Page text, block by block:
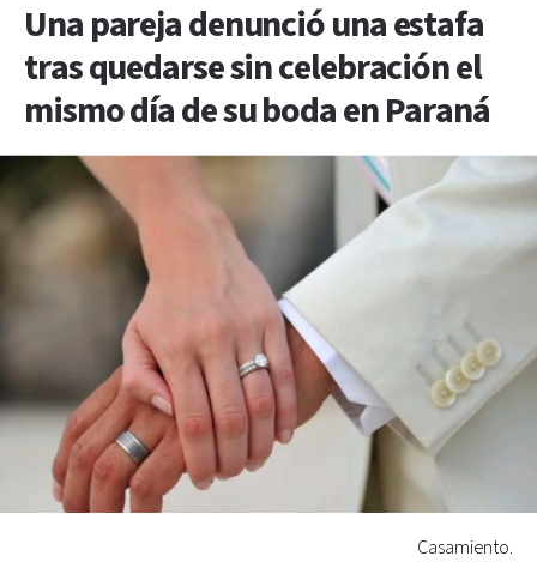
Una pareja denunció una estafa
tras quedarse sin celebración el
mismo día de su boda en Paraná
Casamiento.